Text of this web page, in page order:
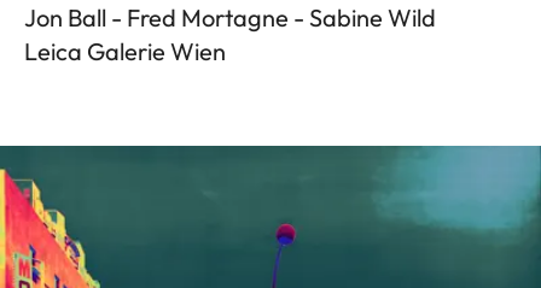
Jon Ball - Fred Mortagne - Sabine Wild
Leica Galerie Wien